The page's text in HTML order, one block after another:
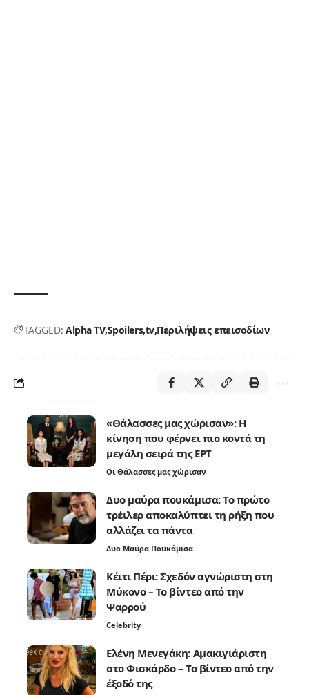
TAGGED: Alpha TVSpoilers tv Περιλήψεις επεισοδίων
«Θάλασσες μας χώρισαν»: Η
κίνηση που φέρνει πιο κοντά τη
μεγάλη σειρά της ΕΡΤ
Οι Θάλασσες μας χώρισαν
Δυο μαύρα πουκάμισα: Το πρώτο
τρέιλερ αποκαλύπτει τη ρήξη που
αλλάζει τα πάντα
Δυο Μαύρα Πουκάμισα
Κέιτι Πέρι: Σχεδόν αγνώριστη στη
Μύκονο – Το βίντεο από την
Ψαρρού
Celebrity
Ελένη Μενεγάκη: Αμακιγιάριστη
στο Φισκάρδο – Το βίντεο από την
έξοδό της